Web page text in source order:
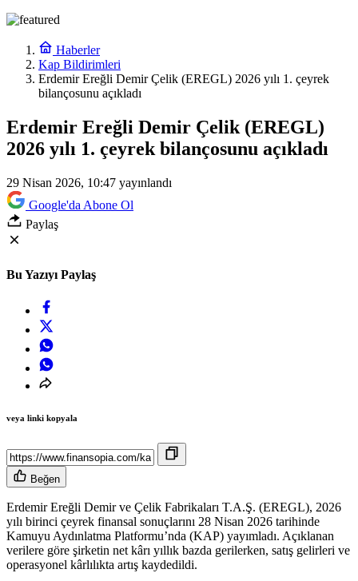
Haberler
Kap Bildirimleri
Erdemir Ereğli Demir Çelik (EREGL) 2026 yılı 1. çeyrek
bilançosunu açıkladı
Erdemir Ereğli Demir Çelik (EREGL)
2026 yılı 1. çeyrek bilançosunu açıkladı
29 Nisan 2026, 10:47 yayınlandı
Google'da Abone Ol
Paylaş
Bu Yazıyı Paylaş
veya linki kopyala
Beğen
Erdemir Ereğli Demir ve Çelik Fabrikaları T.A.Ş. (EREGL), 2026
yılı birinci çeyrek finansal sonuçlarını 28 Nisan 2026 tarihinde
Kamuyu Aydınlatma Platformu’nda (KAP) yayımladı. Açıklanan
verilere göre şirketin net kârı yıllık bazda gerilerken, satış gelirleri ve
operasyonel kârlılıkta artış kaydedildi.